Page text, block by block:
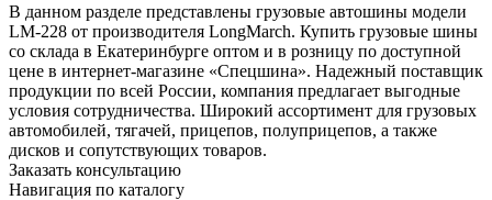
В данном разделе представлены грузовые автошины модели
LM-228 от производителя LongMarch. Купить грузовые шины
со склада в Екатеринбурге оптом и в розницу по доступной
цене в интернет-магазине «Спецшина». Надежный поставщик
продукции по всей России, компания предлагает выгодные
условия сотрудничества. Широкий ассортимент для грузовых
автомобилей, тягачей, прицепов, полуприцепов, а также
дисков и сопутствующих товаров.
Заказать консультацию
Навигация по каталогу